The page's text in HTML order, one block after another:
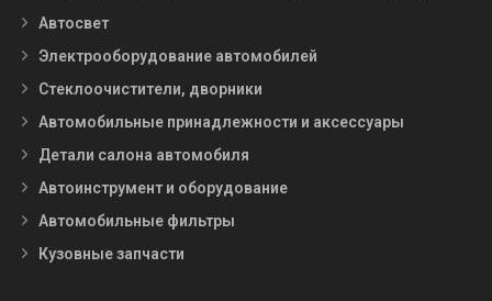
Автосвет
Электрооборудование автомобилей
Стеклоочистители, дворники
Автомобильные принадлежности и аксессуары
Детали салона автомобиля
Автоинструмент и оборудование
Автомобильные фильтры
Кузовные запчасти